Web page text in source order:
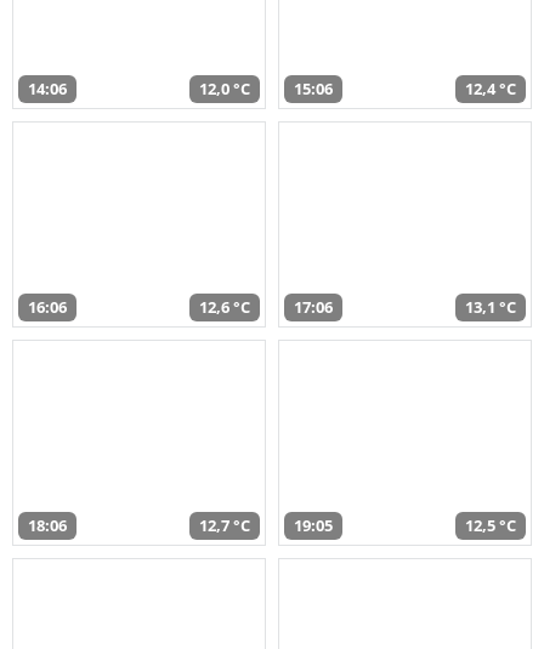
14:06 12,0 °C 15:06 12,4 °C
16:06 12,6 °C 17:06 13,1 °C
18:06 12,7 °C 19:05 12,5 °C